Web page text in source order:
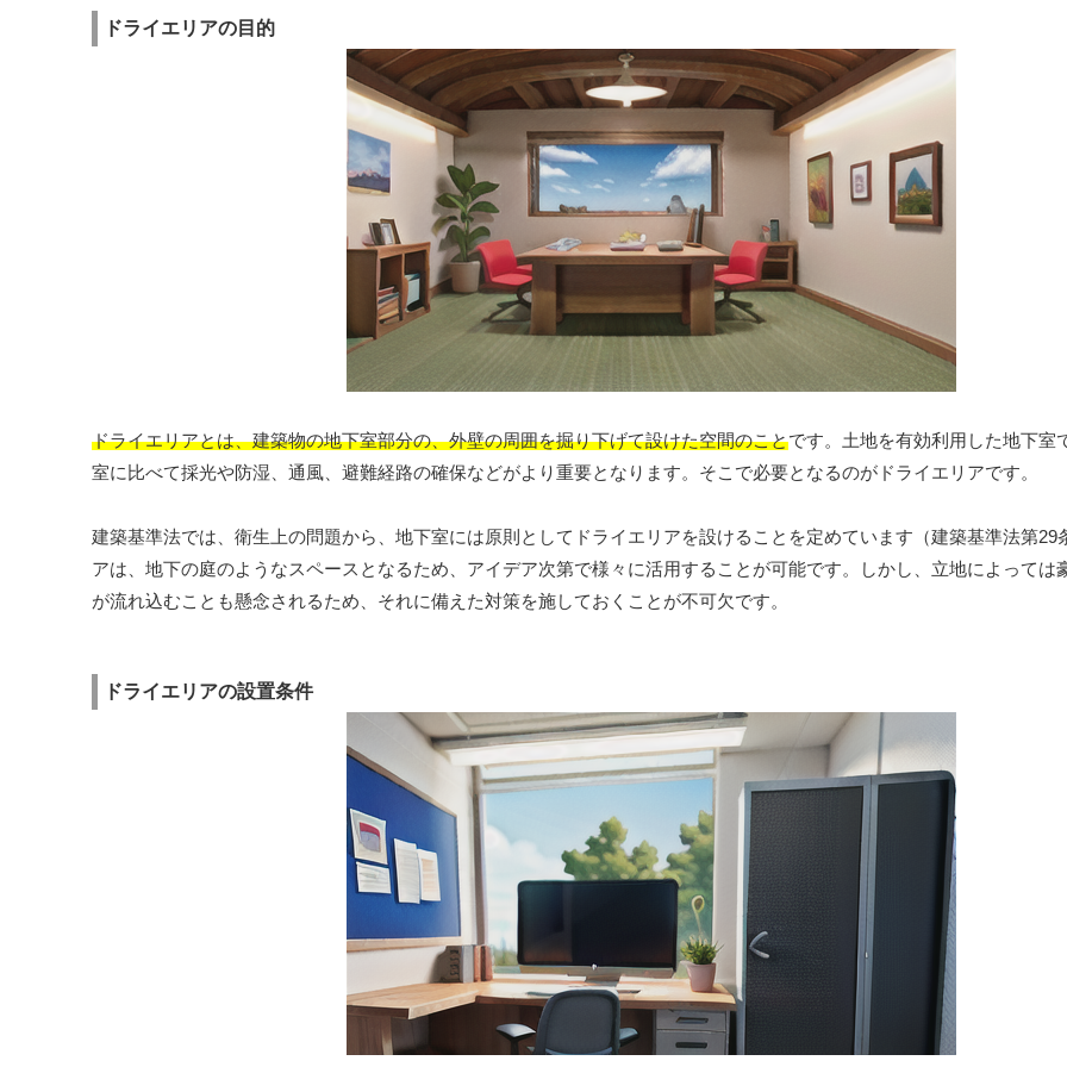
ドライエリアの目的
ドライエリアとは、建築物の地下室部分の、外壁の周囲を掘り下げて設けた空間のことです。土地を有効利用した地下室
室に比べて採光や防湿、通風、避難経路の確保などがより重要となります。そこで必要となるのがドライエリアです。
建築基準法では、衛生上の問題から、地下室には原則としてドライエリアを設けることを定めています（建築基準法第29
アは、地下の庭のようなスペースとなるため、アイデア次第で様々に活用することが可能です。しかし、立地によっては
が流れ込むことも懸念されるため、それに備えた対策を施しておくことが不可欠です。
ドライエリアの設置条件